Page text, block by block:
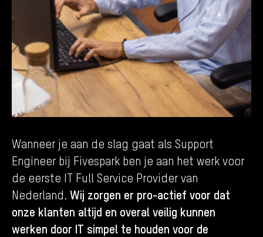
Wanneer je aan de slag gaat als Support
Engineer bij Fivespark ben je aan het werk voor
de eerste IT Full Service Provider van
Nederland. Wij zorgen er pro-actief voor dat
onze klanten altijd en overal veilig kunnen
werken door IT simpel te houden voor de